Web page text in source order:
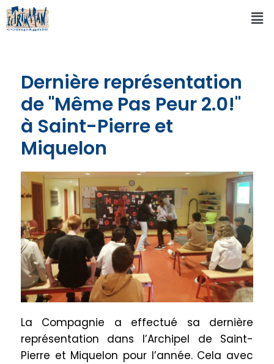
Dernière représentation
de "Même Pas Peur 2.0!"
à Saint-Pierre et
Miquelon
La Compagnie a effectué sa dernière
représentation dans l’Archipel de Saint-
Pierre et Miquelon pour l’année. Cela avec